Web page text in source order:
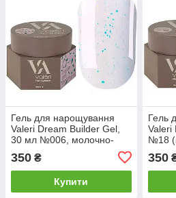
Гель для нарощування
Valeri Dream Builder Gel,
30 мл №006, молочно-
350 ₴
Купити
Гель
Valeri
№18
350